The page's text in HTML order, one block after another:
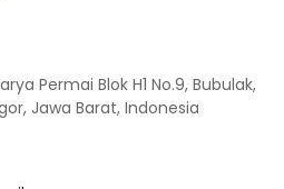
Permai Blok H1 No.9, Bubulak,
Jawa Barat, Indonesia